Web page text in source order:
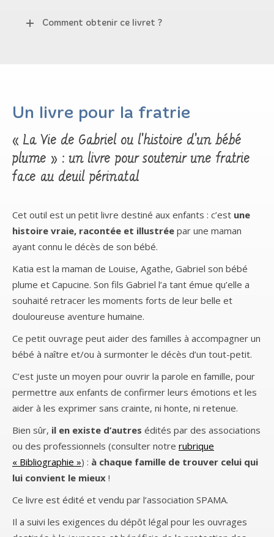
Comment obtenir ce livret ?
Un livre pour la fratrie
« La Vie de Gabriel ou l’histoire d’un bébé
plume » : un livre pour soutenir une fratrie
face au deuil périnatal
Cet outil est un petit livre destiné aux enfants : c’est une
histoire vraie, racontée et illustrée par une maman
ayant connu le décès de son bébé.
Katia est la maman de Louise, Agathe, Gabriel son bébé
plume et Capucine. Son fils Gabriel l’a tant émue qu’elle a
souhaité retracer les moments forts de leur belle et
douloureuse aventure humaine.
Ce petit ouvrage peut aider des familles à accompagner un
bébé à naître et/ou à surmonter le décès d’un tout-petit.
C’est juste un moyen pour ouvrir la parole en famille, pour
permettre aux enfants de confirmer leurs émotions et les
aider à les exprimer sans crainte, ni honte, ni retenue.
Bien sûr, il en existe d’autres édités par des associations
ou des professionnels (consulter notre rubrique
« Bibliographie ») : à chaque famille de trouver celui qui
lui convient le mieux !
Ce livre est édité et vendu par l’association SPAMA.
Il a suivi les exigences du dépôt légal pour les ouvrages